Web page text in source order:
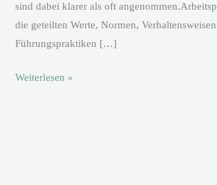
sind dabei klarer als oft
die geteilten Werte, Normen,
Führungspraktiken […]
Weiterlesen »